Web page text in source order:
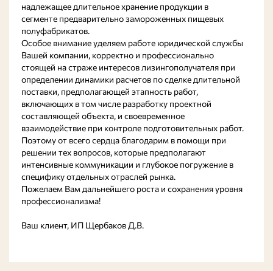
надлежащее длительное хранение продукции в
сегменте предварительно замороженных пищевых
полуфабрикатов.
Особое внимание уделяем работе юридической службы
Вашей компании, корректно и профессионально
стоящей на страже интересов лизингополучателя при
определении динамики расчетов по сделке длительной
поставки, предполагающей этапность работ,
включающих в том числе разработку проектной
составляющей объекта, и своевременное
взаимодействие при контроле подготовительных работ.
Поэтому от всего сердца благодарим в помощи при
решении тех вопросов, которые предполагают
интенсивные коммуникации и глубокое погружение в
специфику отдельных отраслей рынка.
Пожелаем Вам дальнейшего роста и сохранения уровня
профессионализма!
Ваш клиент, ИП Щербаков Д.В.